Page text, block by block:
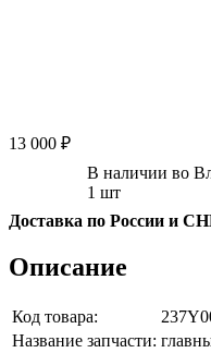
13 000 ₽
В наличии во
1 шт
Доставка по России и
Описание
Код товара:
Название запчасти: